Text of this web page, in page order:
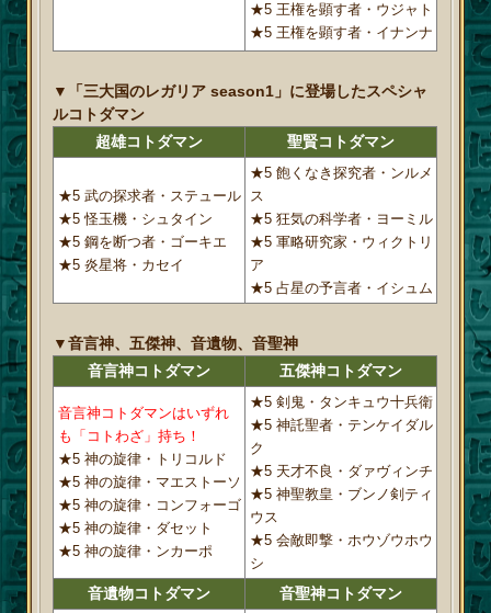
★5 王権を顕す者・ウジャト
★5 王権を顕す者・イナンナ
▼「三大国のレガリア season1」に登場したスペシャ
ルコトダマン
超雄コトダマン
聖賢コトダマン
★5 武の探求者・ステュール
★5 怪玉機・シュタイン
★5 鋼を断つ者・ゴーキエ
★5 炎星将・カセイ
★5 飽くなき探究者・ンルメ
ス
★5 狂気の科学者・ヨーミル
★5 軍略研究家・ウィクトリ
ア
★5 占星の予言者・イシュム
▼音言神、五傑神、音遺物、音聖神
音言神コトダマン
五傑神コトダマン
音言神コトダマンはいずれ
も「コトわざ」持ち！
★5 神の旋律・トリコルド
★5 神の旋律・マエストーソ
★5 神の旋律・コンフォーゴ
★5 神の旋律・ダセット
★5 神の旋律・ンカーポ
★5 剣鬼・タンキュウ十兵衛
★5 神託聖者・テンケイダル
ク
★5 天才不良・ダァヴィンチ
★5 神聖教皇・ブンノ剣ティ
ウス
★5 会敵即撃・ホウゾウホウ
シ
音遺物コトダマン 音聖神コトダマン